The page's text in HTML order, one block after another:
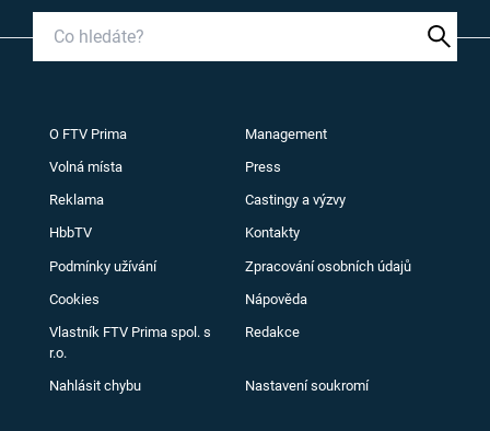
O FTV Prima Management
Volná místa Press
Reklama Castingy a výzvy
HbbTV Kontakty
Podmínky užívání Zpracování osobních údajů
Cookies Nápověda
Vlastník FTV Prima spol. s
r.o.
Redakce
Nahlásit chybu Nastavení soukromí